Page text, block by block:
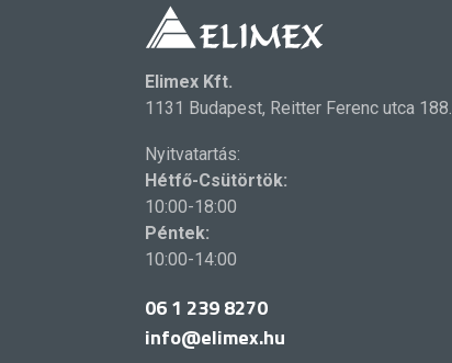
Elimex Kft.
1131 Budapest, Reitter Ferenc utca 188.
Nyitvatartás:
Hétfő-Csütörtök:
10:00-18:00
Péntek:
10:00-14:00
06 1 239 8270
info@elimex.hu